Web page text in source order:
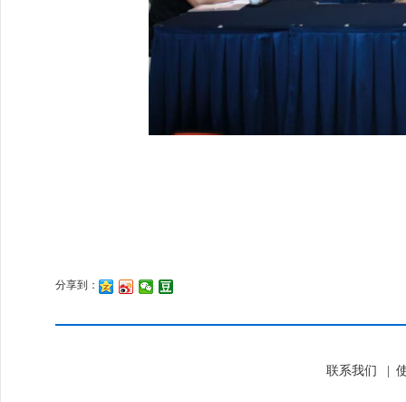
分享到：
联系我们